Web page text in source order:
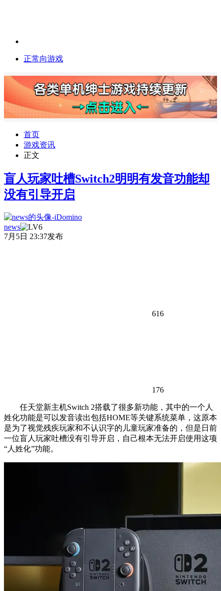
正常向游戏
首页
游戏资讯
正文
盲人玩家吐槽Switch2明明有发音功能却
没有引导开启
news
7月5日 23:37发布
616
176
任天堂新主机Switch 2搭载了很多新功能，其中的一个人
姓化功能是可以发音读出包括HOME等关键系统菜单，这原本
是为了视觉残疾玩家和不认识字的儿童玩家准备的，但是日前
一位盲人玩家吐槽没有引导开启，自己根本无法开启使用这项
“人姓化”功能。